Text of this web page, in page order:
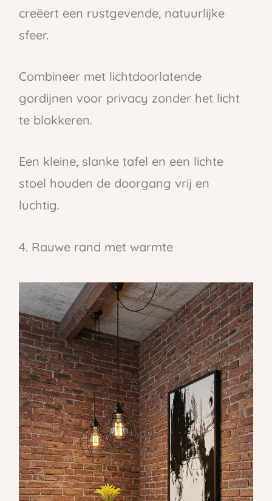
creëert een rustgevende, natuurlijke
sfeer.
Combineer met lichtdoorlatende
gordijnen voor privacy zonder het licht
te blokkeren.
Een kleine, slanke tafel en een lichte
stoel houden de doorgang vrij en
luchtig.
4. Rauwe rand met warmte